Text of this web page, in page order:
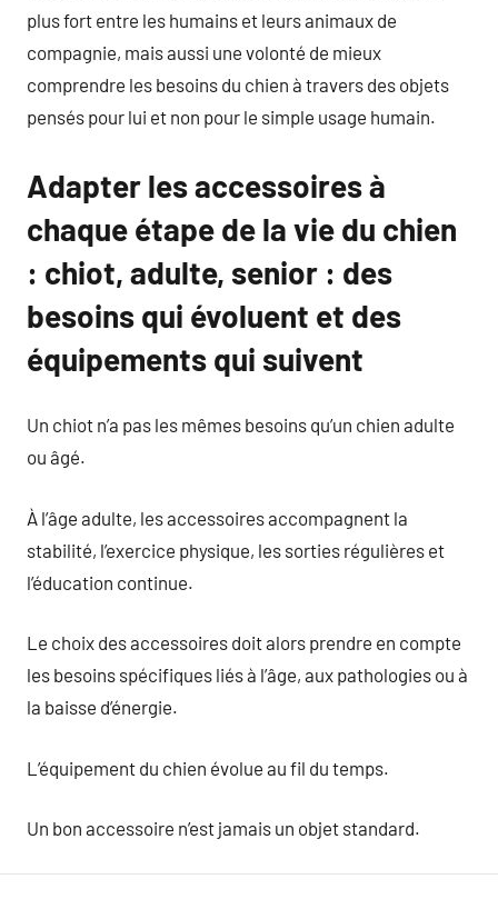
plus fort entre les humains et leurs animaux de
compagnie, mais aussi une volonté de mieux
comprendre les besoins du chien à travers des objets
pensés pour lui et non pour le simple usage humain.
Adapter les accessoires à
chaque étape de la vie du chien
: chiot, adulte, senior : des
besoins qui évoluent et des
équipements qui suivent
Un chiot n’a pas les mêmes besoins qu’un chien adulte
ou âgé.
À l’âge adulte, les accessoires accompagnent la
stabilité, l’exercice physique, les sorties régulières et
l’éducation continue.
Le choix des accessoires doit alors prendre en compte
les besoins spécifiques liés à l’âge, aux pathologies ou à
la baisse d’énergie.
L’équipement du chien évolue au fil du temps.
Un bon accessoire n’est jamais un objet standard.